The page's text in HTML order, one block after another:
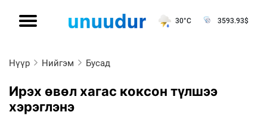
30°C 3593.93$
Нүүр Нийгэм Бусад
Ирэх өвөл хагас коксон түлшээ
хэрэглэнэ